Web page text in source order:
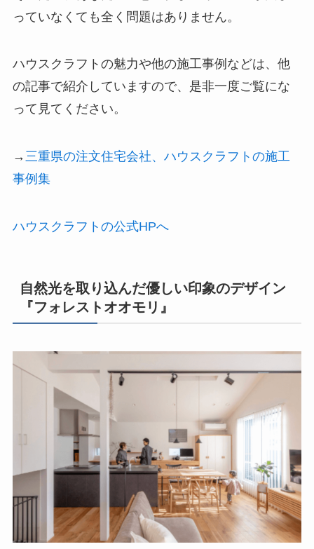
っていなくても全く問題はありません。
ハウスクラフトの魅力や他の施工事例などは、他
の記事で紹介していますので、是非一度ご覧にな
って見てください。
→三重県の注文住宅会社、ハウスクラフトの施工
事例集
ハウスクラフトの公式HPへ
自然光を取り込んだ優しい印象のデザイン
『フォレストオオモリ』